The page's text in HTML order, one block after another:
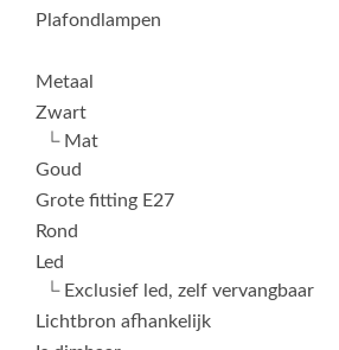
Plafondlampen
Metaal
Zwart
└ Mat
Goud
Grote fitting E27
Rond
Led
└ Exclusief led, zelf vervangbaar
Lichtbron afhankelijk